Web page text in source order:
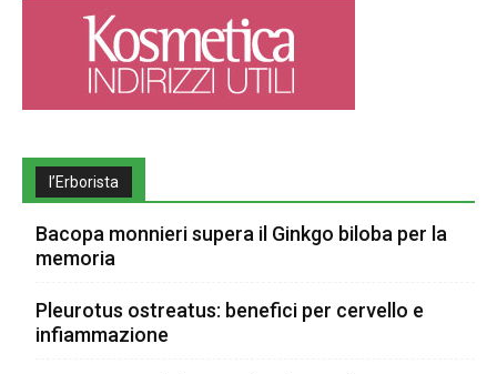
l’Erborista
Bacopa monnieri supera il Ginkgo biloba per la
memoria
Pleurotus ostreatus: benefici per cervello e
infiammazione